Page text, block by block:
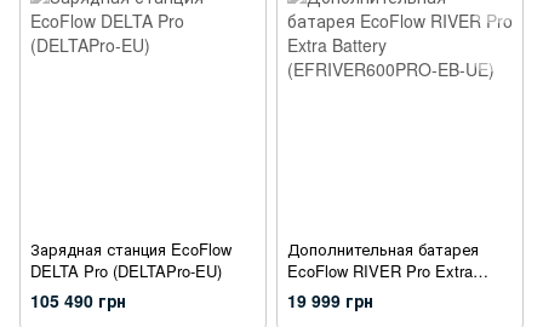
Зарядная станция EcoFlow
DELTA Pro (DELTAPro-EU)
105 490 грн
Дополнительная батарея
EcoFlow RIVER Pro Extra
Battery (EFRIVER600PRO-EB-
UE)
19 999 грн